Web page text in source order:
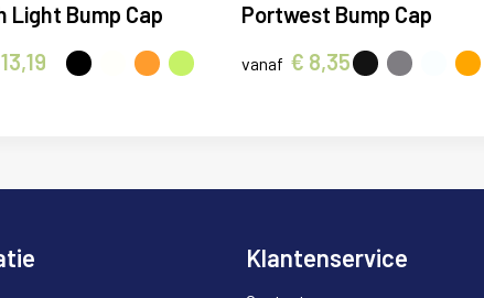
Light Bump Cap Portwest Bump Cap
vanaf € 8,35
Klantenservice